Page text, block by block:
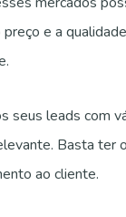
e a
seus leads com
Basta ter
ao cliente.